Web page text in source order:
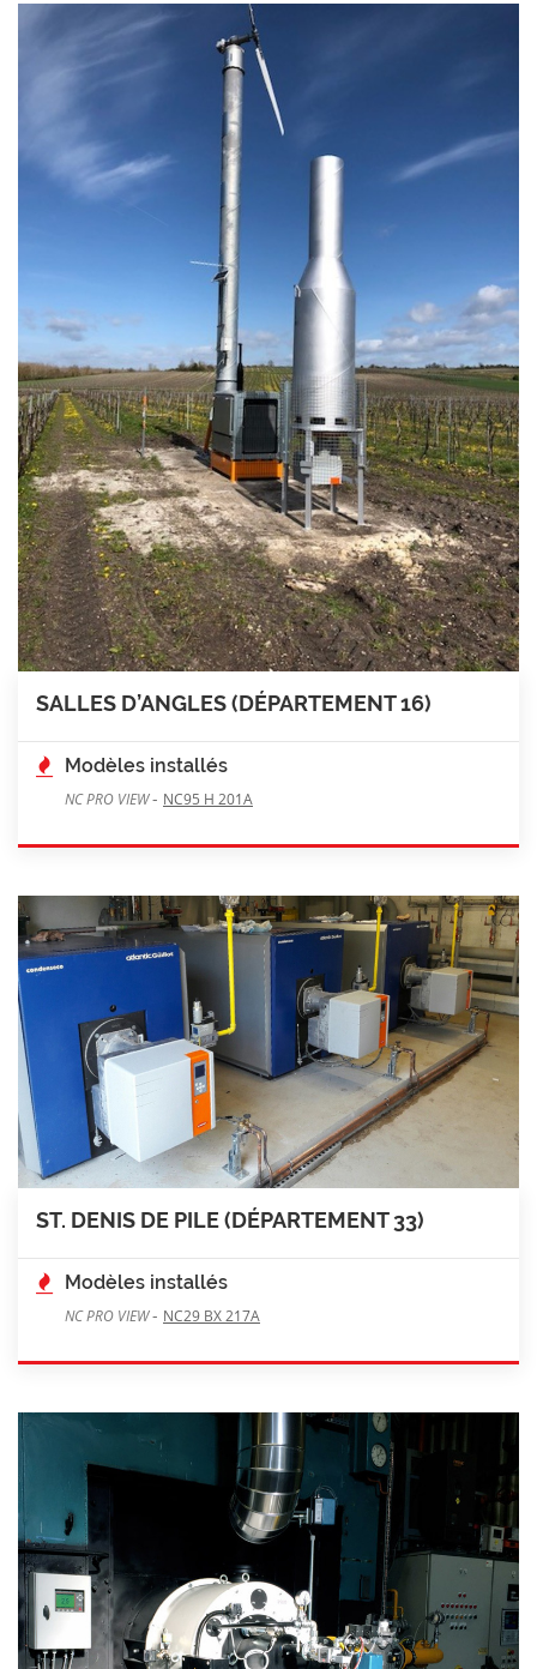
SALLES D’ANGLES (DÉPARTEMENT 16)
Modèles installés
NC PRO VIEW- NC95 H 201A
ST. DENIS DE PILE (DÉPARTEMENT 33)
Modèles installés
NC PRO VIEW- NC29 BX 217A